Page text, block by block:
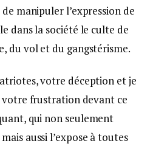
manipuler l’expression de
dans la société le culte de
du vol et du gangstérisme.
votre déception et je
frustration devant ce
qui non seulement
aussi l’expose à toutes